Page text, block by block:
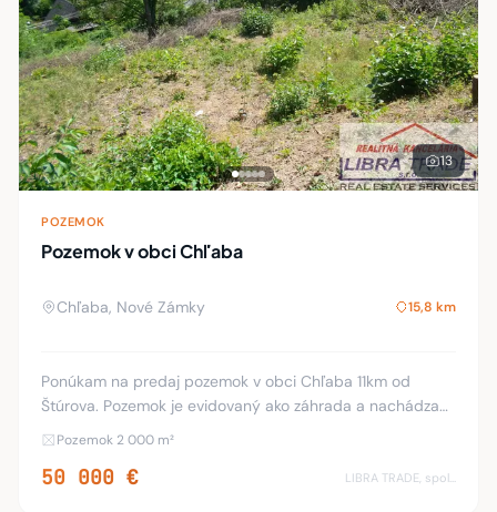
13
POZEMOK
Pozemok v obci Chľaba
Chľaba, Nové Zámky 15,8 km
Ponúkam na predaj pozemok v obci Chľaba 11km od
Štúrova. Pozemok je evidovaný ako záhrada a nachádza
sa v intravilane tichej, slepej uličke na brehu Ipľa, približne
Pozemok 2 000 m²
50 000 €